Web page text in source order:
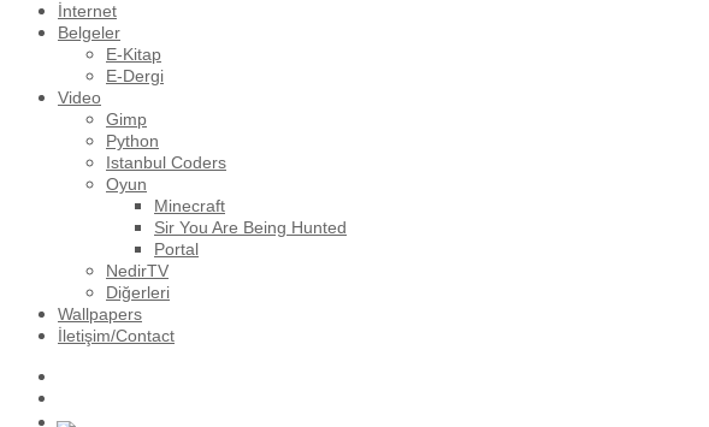
İnternet
Belgeler
E-Kitap
E-Dergi
Video
Gimp
Python
Istanbul Coders
Oyun
Minecraft
Sir You Are Being Hunted
Portal
NedirTV
Diğerleri
Wallpapers
İletişim/Contact